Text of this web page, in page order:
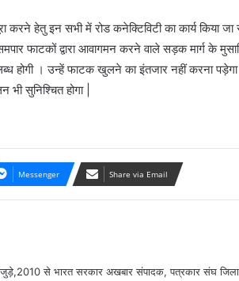
करने हेतु इन सभी में रोड कनेक्टिविटी का कार्य किया जा
फाटकों द्वारा आवागमन करने वाले सड़क मार्ग के
होगी । उन्हें फाटक खुलने का इंतजार नहीं करना
भी सुनिश्चित होगा |
Messenger Share via Email
से भारत सरकार अखबार संपादक, पत्रकार संघ